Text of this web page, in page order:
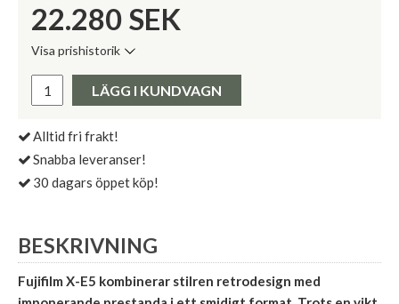
22.280 SEK
Visa prishistorik
Pris:
LÄGG I KUNDVAGN
Alltid fri frakt!
Snabba leveranser!
30 dagars öppet köp!
BESKRIVNING
Fujifilm X-E5 kombinerar stilren retrodesign med